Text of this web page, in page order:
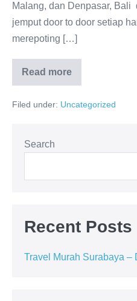
Malang, dan Denpasar, Bali
jemput door to door setiap
merepoting […]
Read more
Travel
Murah
–
–
Malang
Filed under: Uncategorized
Search
Recent Posts
Travel Murah Surabaya –